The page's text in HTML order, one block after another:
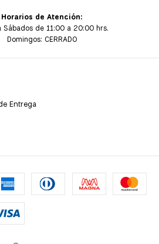
Horarios de Atención:
Sábados de 11:00 a 20:00 hrs.
Domingos: CERRADO
Entrega